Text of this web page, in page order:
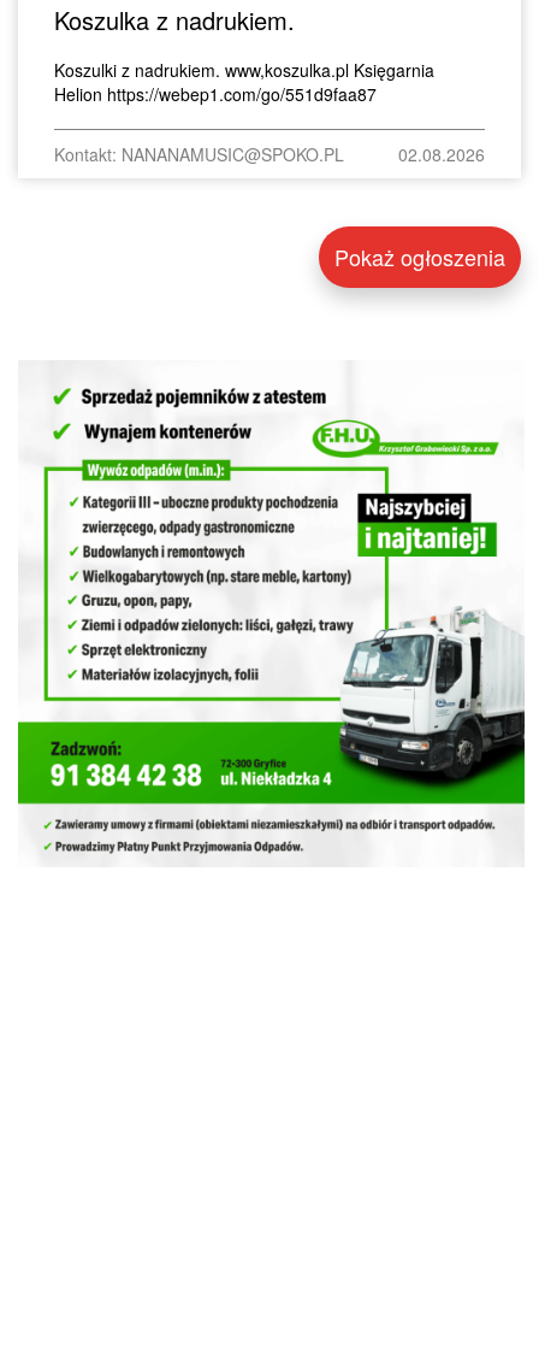
Koszulka z nadrukiem.
Koszulki z nadrukiem. www,koszulka.pl Księgarnia
Helion https://webep1.com/go/551d9faa87
Kontakt: NANANAMUSIC@SPOKO.PL 02.08.2026
Pokaż ogłoszenia